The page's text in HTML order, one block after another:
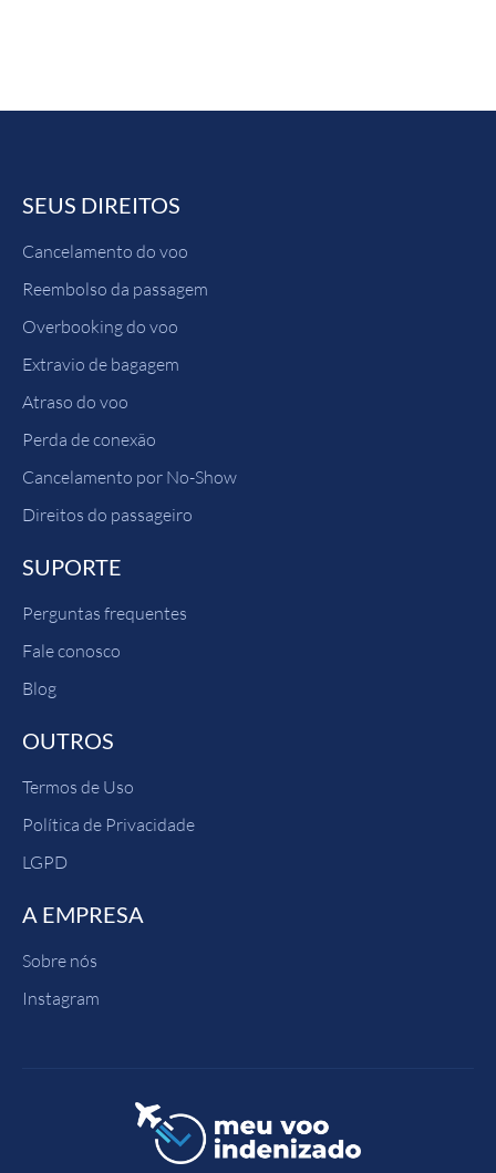
SEUS DIREITOS
Cancelamento do voo
Reembolso da passagem
Overbooking do voo
Extravio de bagagem
Atraso do voo
Perda de conexão
Cancelamento por No-Show
Direitos do passageiro
SUPORTE
Perguntas frequentes
Fale conosco
Blog
OUTROS
Termos de Uso
Política de Privacidade
LGPD
A EMPRESA
Sobre nós
Instagram